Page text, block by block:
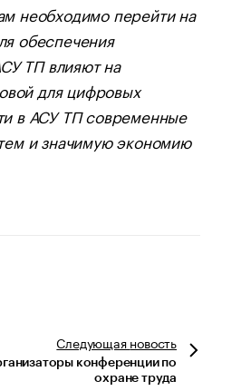
необходимо перейти на
обеспечения
ТП влияют на
для цифровых
в АСУ ТП современные
и значимую экономию
Следующаяновость
конференции по
охране труда